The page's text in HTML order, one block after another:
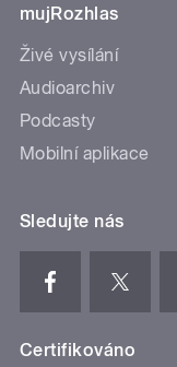
mujRozhlas
Živé vysílání
Audioarchiv
Podcasty
Mobilní aplikace
Sledujte nás
Certifikováno